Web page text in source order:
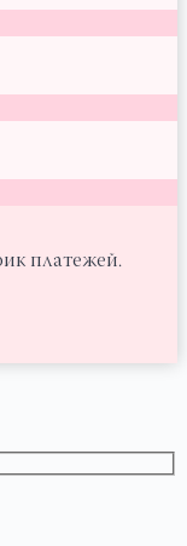
платежей.